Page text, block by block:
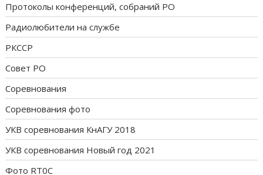
Протоколы конференций, собраний РО
Радиолюбители на службе
РКССР
Совет РО
Соревнования
Соревнования фото
УКВ соревнования КнАГУ 2018
УКВ соревнования Новый год 2021
Фото RT0C